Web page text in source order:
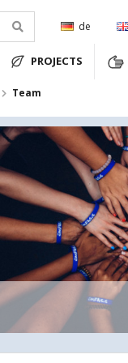
de
PROJECTS
Team